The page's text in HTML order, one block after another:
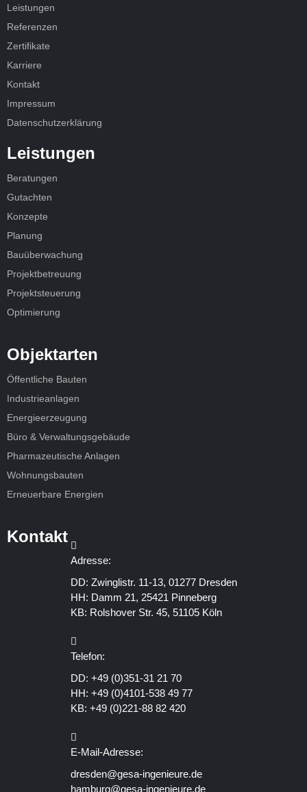
Leistungen
Referenzen
Zertifikate
Karriere
Kontakt
Impressum
Datenschutzerklärung
Leistungen
Beratungen
Gutachten
Konzepte
Planung
Bauüberwachung
Projektbetreuung
Projektsteuerung
Optimierung
Objektarten
Öffentliche Bauten
Industrieanlagen
Energieerzeugung
Büro & Verwaltungsgebäude
Pharmazeutische Anlagen
Wohnungsbauten
Erneuerbare Energien
Kontakt
Adresse:
DD: Zwinglistr. 11-13, 01277 Dresden
HH: Damm 21, 25421 Pinneberg
KB: Rolshover Str. 45, 51105 Köln
Telefon:
DD: +49 (0)351-31 21 70
HH: +49 (0)4101-538 49 77
KB: +49 (0)221-88 82 420
E-Mail-Adresse:
dresden@gesa-ingenieure.de
hamburg@gesa-ingenieure.de